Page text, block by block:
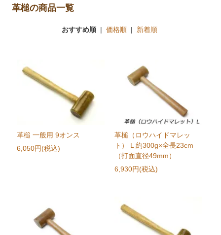
革槌の商品一覧
おすすめ順| 価格順| 新着順
革槌 一般用 9オンス
6,050円(税込)
革槌（ロウハイドマレッ
ト） L 約300g×全長23cm
（打面直径49mm）
6,930円(税込)